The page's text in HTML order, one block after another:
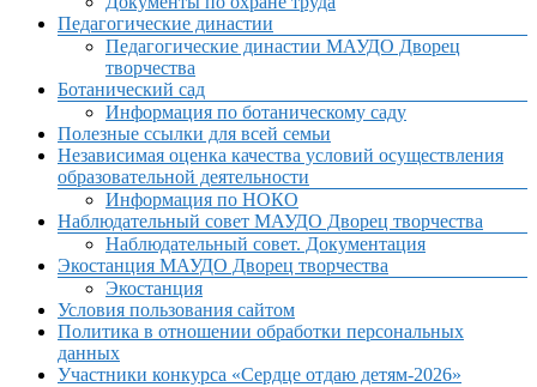
Педагогические династии
Педагогические династии МАУДО Дворец
творчества
Ботанический сад
Информация по ботаническому саду
Полезные ссылки для всей семьи
Независимая оценка качества условий осуществления
образовательной деятельности
Информация по НОКО
Наблюдательный совет МАУДО Дворец творчества
Наблюдательный совет. Документация
Экостанция МАУДО Дворец творчества
Экостанция
Условия пользования сайтом
Политика в отношении обработки персональных
данных
Участники конкурса «Сердце отдаю детям-2026»